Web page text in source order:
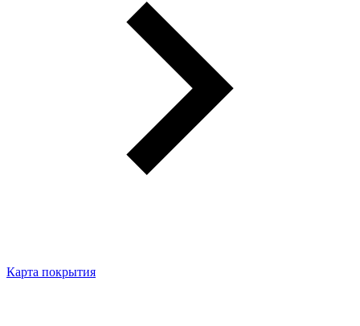
Карта покрытия